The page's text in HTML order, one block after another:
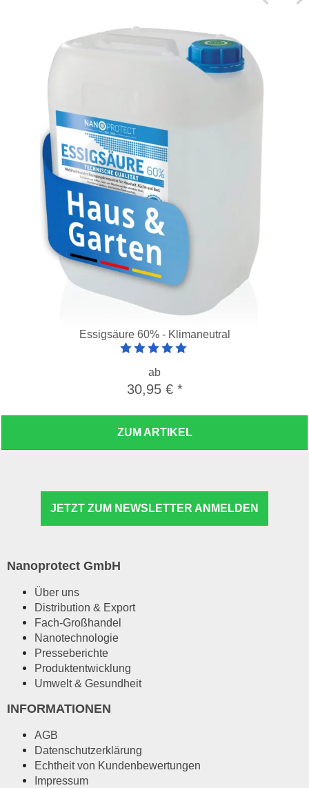
Essigsäure 60% - Klimaneutral
Artikelbewertung: 5 von 5 Sterne
ab
30,95 € *
ZUM ARTIKEL
JETZT ZUM NEWSLETTER ANMELDEN
Nanoprotect GmbH
Über uns
Distribution & Export
Fach-Großhandel
Nanotechnologie
Presseberichte
Produktentwicklung
Umwelt & Gesundheit
INFORMATIONEN
AGB
Datenschutzerklärung
Echtheit von Kundenbewertungen
Impressum